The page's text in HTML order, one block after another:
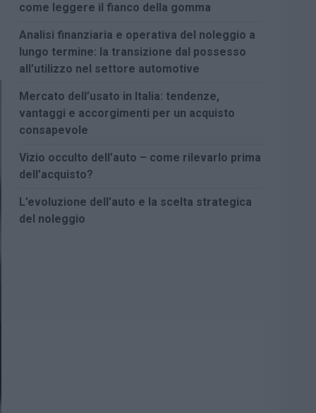
come leggere il fianco della gomma
Analisi finanziaria e operativa del noleggio a
lungo termine: la transizione dal possesso
all’utilizzo nel settore automotive
Mercato dell’usato in Italia: tendenze,
vantaggi e accorgimenti per un acquisto
consapevole
Vizio occulto dell’auto – come rilevarlo prima
dell’acquisto?
L’evoluzione dell’auto e la scelta strategica
del noleggio